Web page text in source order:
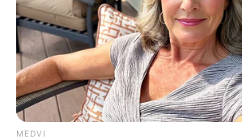
Agentes Comunitários e de
todo o Brasil se unem pela defesa das
MEDVI